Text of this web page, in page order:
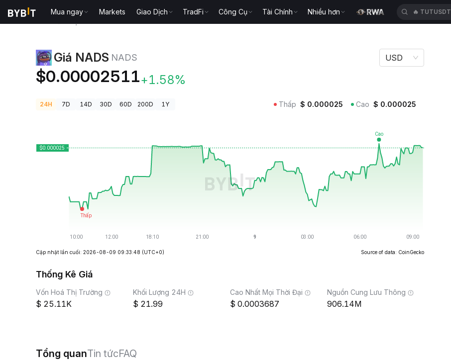
Mua ngay Markets Giao Dịch TradFi Công Cụ Tài Chính Nhiều hơn 🔥 TUTUSDT
Giá NADS NADS
$0.00002511+1.58%
USD
24H 7D 14D 30D 60D 200D 1Y Thấp $ 0.000025 Cao $ 0.000025
Cập nhật lần cuối: 2026-08-09 09:33:48 (UTC+0) Source of data: CoinGecko
Thống Kê Giá
Vốn Hoá Thị Trường
25.11K
Khối Lượng 24H
21.99
Cao Nhất Mọi Thời Đại
0.0003687
Nguồn Cung Lưu Thông
906.14M
Tổng quanTin tứcFAQ